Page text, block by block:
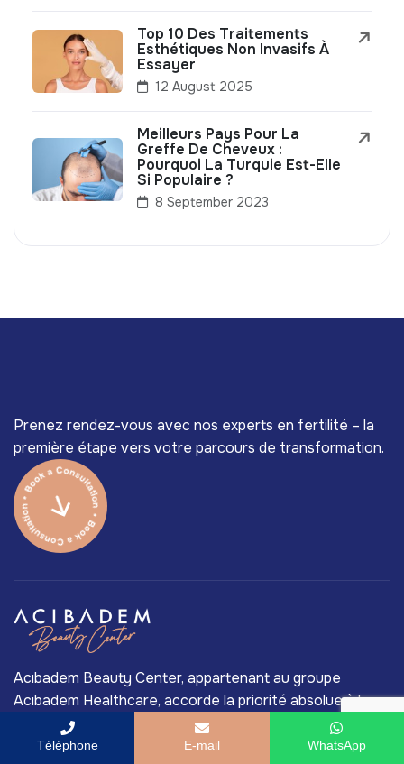
Top 10 Des Traitements
Esthétiques Non Invasifs À
Essayer
12 August 2025
Meilleurs Pays Pour La
Greffe De Cheveux :
Pourquoi La Turquie Est-Elle
Si Populaire ?
8 September 2023
Prenez rendez-vous avec nos experts en fertilité – la
première étape vers votre parcours de transformation.
Acıbadem Beauty Center, appartenant au groupe
Acıbadem Healthcare, accorde la priorité absolue à la
qualité médicale. Les meilleurs chirurgiens de Turquie et
une technologie médicale de pointe sont les principales
Téléphone E-mail WhatsApp